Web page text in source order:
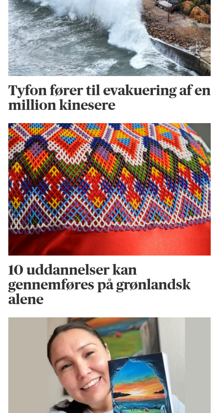
Tyfon fører til evakuering af en
million kinesere
10 uddannelser kan
gennemføres på grønlandsk
alene